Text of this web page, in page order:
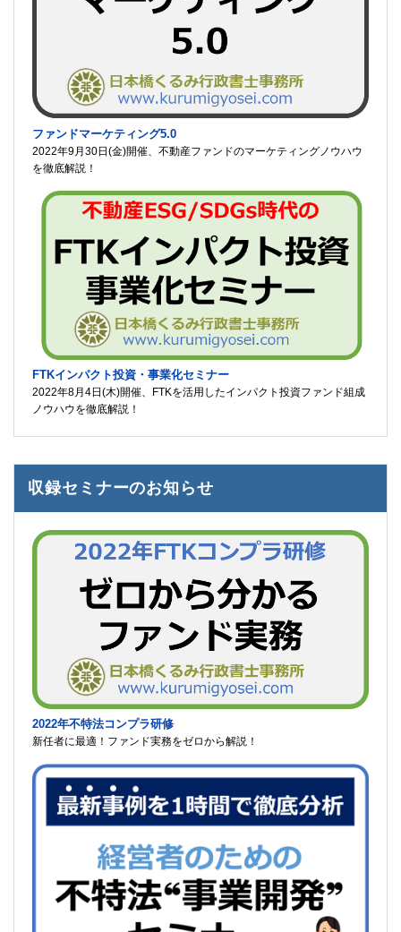
ファンドマーケティング5.0
2022年9月30日(金)開催、不動産ファンドのマーケティングノウハウ
を徹底解説！
FTKインパクト投資・事業化セミナー
2022年8月4日(木)開催、FTKを活用したインパクト投資ファンド組成
ノウハウを徹底解説！
収録セミナーのお知らせ
2022年不特法コンプラ研修
新任者に最適！ファンド実務をゼロから解説！